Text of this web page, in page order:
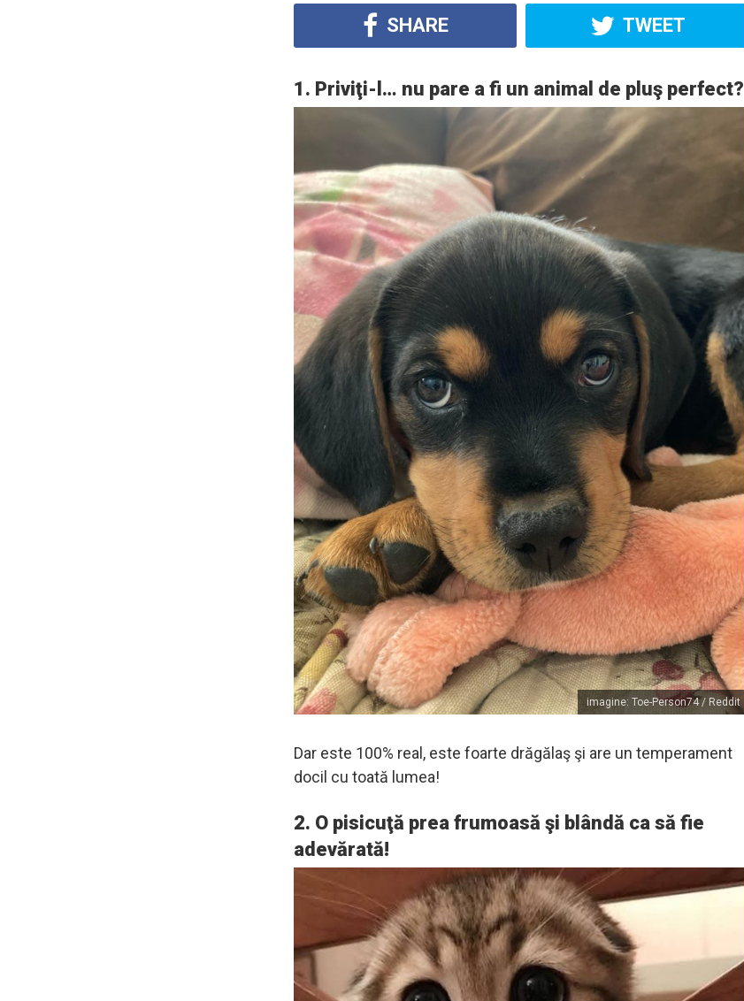
SHARE TWEET
1. Priviţi-l… nu pare a fi un animal de pluş perfect?
imagine: Toe-Person74 / Reddit
Dar este 100% real, este foarte drăgălaş şi are un temperament
docil cu toată lumea!
2. O pisicuţă prea frumoasă şi blândă ca să fie
adevărată!